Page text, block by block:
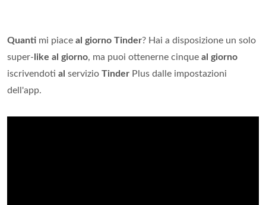
Quanti mi piace al giorno Tinder? Hai a disposizione un solo
super- like al giorno, ma puoi ottenerne cinque al giorno
iscrivendoti al servizio Tinder Plus dalle impostazioni
dell'app.